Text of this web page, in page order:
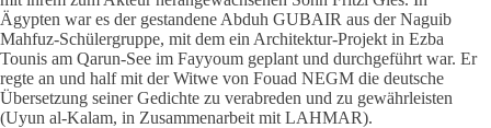
Ägypten war es der gestandene Abduh GUBAIR aus der Naguib
Mahfuz-Schülergruppe, mit dem ein Architektur-Projekt in Ezba
Tounis am Qarun-See im Fayyoum geplant und durchgeführt war. Er
regte an und half mit der Witwe von Fouad NEGM die deutsche
Übersetzung seiner Gedichte zu verabreden und zu gewährleisten
(Uyun al-Kalam, in Zusammenarbeit mit LAHMAR).